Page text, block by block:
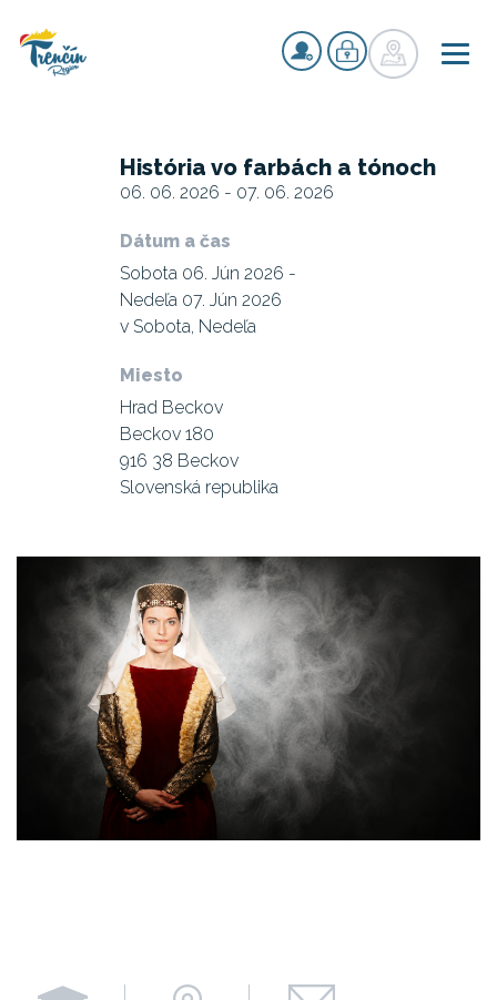
História vo farbách a tónoch
06. 06. 2026 - 07. 06. 2026
Dátum a čas
Sobota 06. Jún 2026 -
Nedeľa 07. Jún 2026
v Sobota, Nedeľa
Miesto
Hrad Beckov
Beckov 180
916 38 Beckov
Slovenská republika